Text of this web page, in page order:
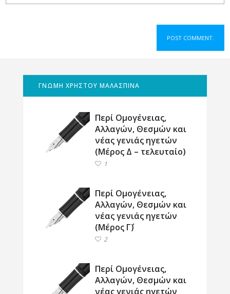
ΓΝΩΜΗ ΧΡΗΣΤΟΥ ΜΑΛΑΣΠΙΝΑ
Περί Ομογένειας,
Αλλαγών, Θεσμών και
νέας γενιάς ηγετών
(Μέρος Δ – τελευταίο)
1
Περί Ομογένειας,
Αλλαγών, Θεσμών και
νέας γενιάς ηγετών
(Μέρος Γ΄)
2
Περί Ομογένειας,
Αλλαγών, Θεσμών και
νέας γενιάς ηγετών